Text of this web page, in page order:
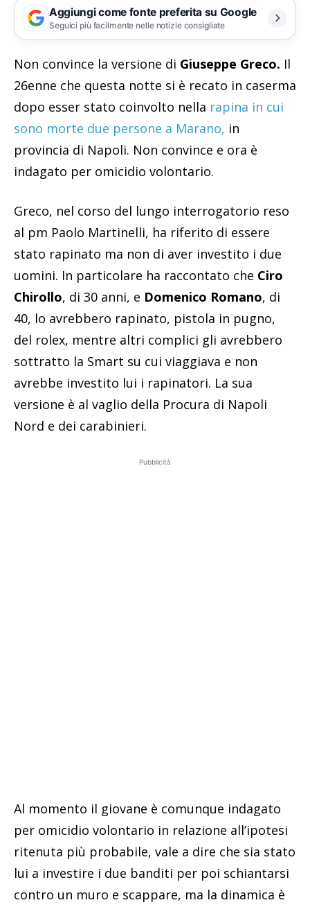
Aggiungi come fonte preferita su Google
Seguici più facilmente nelle notizie consigliate
Non convince la versione di Giuseppe Greco. Il
26enne che questa notte si è recato in caserma
dopo esser stato coinvolto nella rapina in cui
sono morte due persone a Marano, in
provincia di Napoli. Non convince e ora è
indagato per omicidio volontario.
Greco, nel corso del lungo interrogatorio reso
al pm Paolo Martinelli, ha riferito di essere
stato rapinato ma non di aver investito i due
uomini. In particolare ha raccontato che Ciro
Chirollo, di 30 anni, e Domenico Romano, di
40, lo avrebbero rapinato, pistola in pugno,
del rolex, mentre altri complici gli avrebbero
sottratto la Smart su cui viaggiava e non
avrebbe investito lui i rapinatori. La sua
versione è al vaglio della Procura di Napoli
Nord e dei carabinieri.
Pubblicità
Al momento il giovane è comunque indagato
per omicidio volontario in relazione all’ipotesi
ritenuta più probabile, vale a dire che sia stato
lui a investire i due banditi per poi schiantarsi
contro un muro e scappare, ma la dinamica è